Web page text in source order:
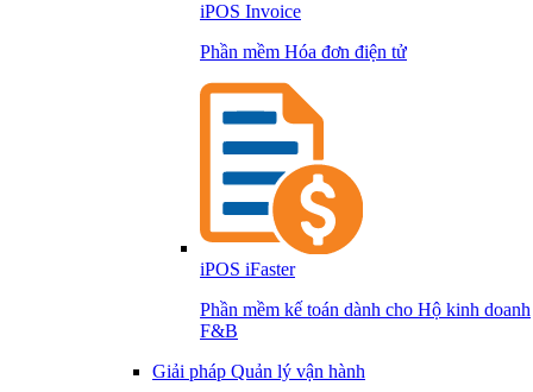
iPOS Invoice
Phần mềm Hóa đơn điện tử
iPOS iFaster
Phần mềm kế toán dành cho Hộ kinh doanh
F&B
Giải pháp Quản lý vận hành